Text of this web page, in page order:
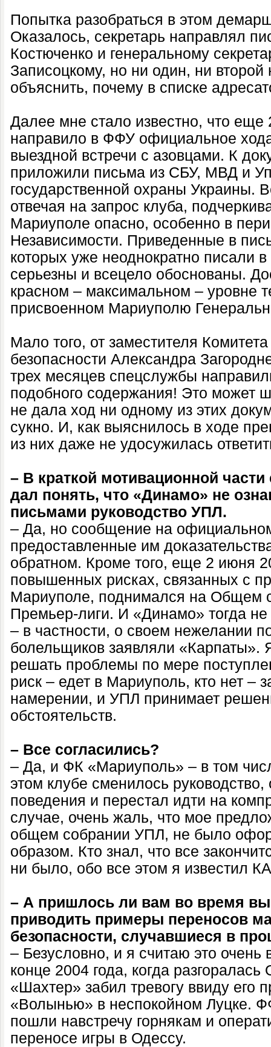
Попытка разобраться в этом
Оказалось, секретарь направлял
Костюченко и генеральному
Записоцкому, но ни один, ни второй
объяснить, почему в списке
Далее мне стало известно, что
направило в ФФУ официальное
выездной встречи с азовцами. К
приложили письма из СБУ, МВД и
государственной охраны Украины.
отвечая на запрос клуба,
Мариуполе опасно, особенно в
Независимости. Приведенные в
которых уже неоднократно писали
серьезны и всецело обоснованы.
красном – максимальном – уровне
присвоенном Мариуполю
Мало того, от заместителя
безопасности Александра
трех месяцев спецслужбы
подобного содержания! Это может
не дала ход ни одному из этих
сукно. И, как выяснилось в ходе
из них даже не удосужилась
– В краткой мотивационной
дал понять, что «Динамо» не
письмами руководство УПЛ.
– Да, но сообщение на официальном
предоставленные им
обратном. Кроме того, еще 2 июня
повышенных рисках, связанных с
Мариуполе, поднимался на Общем
Премьер-лиги. И «Динамо» тогда
– в частности, о своем нежелании
болельщиков заявляли «Карпаты».
решать проблемы по мере
риск – едет в Мариуполь, кто нет –
намерении, и УПЛ принимает
обстоятельств.
– Все согласились?
– Да, и ФК «Мариуполь» – в том
этом клубе сменилось
поведения и перестал идти на
случае, очень жаль, что мое
общем собрании УПЛ, не было
образом. Кто знал, что все
ни было, обо все этом я известил
– А пришлось ли вам во время
приводить примеры переносов
безопасности, случавшиеся в
– Безусловно, и я считаю это
конце 2004 года, когда
«Шахтер» забил тревогу ввиду его
«Волынью» в неспокойном Луцке.
пошли навстречу горнякам и
переносе игры в Одессу.